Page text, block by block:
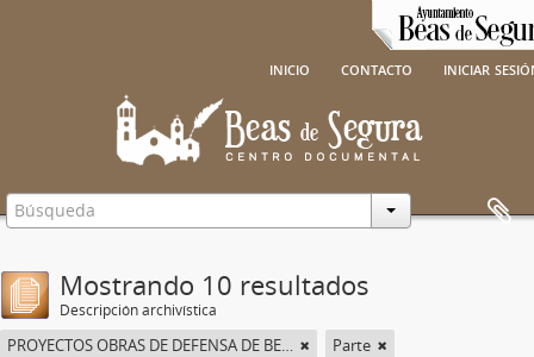
inicio contacto iniciar
Mostrando 10 resultados
Descripción archivística
PROYECTOS OBRAS DE DEFENSA DE BEAS DE SEGURA Parte